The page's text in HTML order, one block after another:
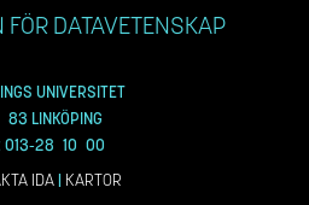
FÖR DATAVETENSKAP
UNIVERSITET
83 LINKÖPING
013-28 10 00
IDA| KARTOR